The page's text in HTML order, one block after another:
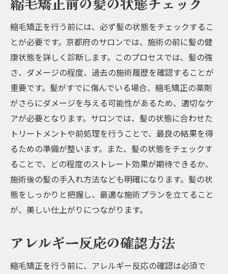
縮毛矯正を行う前には、必ず髪の状態をチェックするこ
とが必要です。京都府のサロンでは、施術の前に髪の健
康状態を詳しく診断します。このプロセスでは、髪の強
さ、ダメージの程度、過去の施術履歴を確認することが
重要です。髪がすでに傷んでいる場合、縮毛矯正の薬剤
がさらにダメージを与える可能性があるため、適切なケ
アが必要となります。サロンでは、髪の状態に合わせた
トリートメントや前処理を行うことで、最良の結果を得
るための準備が整います。また、髪の状態をチェックす
ることで、どの程度のストレート効果が期待できるか、
施術後の髪の手入れ方法なども明確になります。髪の状
態をしっかりと把握し、最適な施術プランを立てること
が、美しい仕上がりにつながります。
アレルギー反応の確認方法
縮毛矯正を行う前に、アレルギー反応の確認は必須で